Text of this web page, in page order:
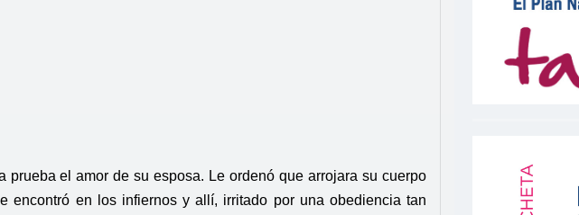
el amor de su esposa. Le ordenó que arrojara su cuerpo
encontró en los infiernos y allí, irritado por una obediencia tan